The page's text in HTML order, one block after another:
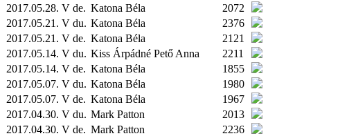
2017.05.28. V de. Katona Béla
2072
2017.05.21. V du. Katona Béla
2376
2017.05.21. V de. Katona Béla
2121
2017.05.14. V du. Kiss Árpádné Pető Anna
2211
2017.05.14. V de. Katona Béla
1855
2017.05.07. V du. Katona Béla
1980
2017.05.07. V de. Katona Béla
1967
2017.04.30. V du. Mark Patton
2013
2017.04.30. V de. Mark Patton
2236